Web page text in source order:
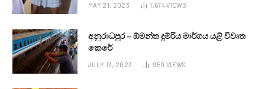
MAY 21, 2023 1,674VIEWS
අනුරාධපුර – ඕමන්ත දුම්රිය මාර්ගය යළි විවෘත
කෙරේ
JULY 13, 2023 950 VIEWS